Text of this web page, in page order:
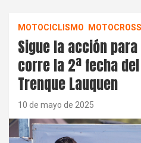
MOTOCICLISMO MOTOCROSS
Sigue la acción
corre la 2ª fecha
Trenque Lauquen
10 de mayo de 2025